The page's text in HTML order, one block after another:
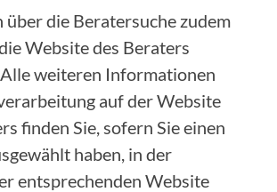
über die Beratersuche zudem
Website des Beraters
weiteren Informationen
auf der Website
finden Sie, sofern Sie einen
haben, in der
entsprechenden Website